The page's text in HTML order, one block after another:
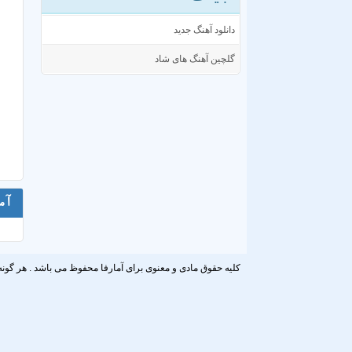
دانلود آهنگ جدید
گلچین آهنگ های شاد
کلیه حقوق مادی و معنوی برای آمارفا محفوظ می باشد . هر